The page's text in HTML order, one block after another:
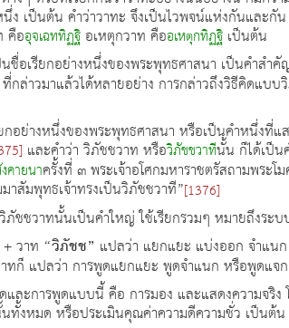
ง เป็นต้น คำว่าวาทะ จึงเป็นไวพจน์แห่งกันแล
คืออุจเฉททิฏฐิอเหตุกวาท คืออเหตุกทิฏฐิ เป็นต้น
ชื่อเรียกอย่างหนึ่งของพระพุทธศาสนา เป็นคำส
ล่าวมาแล้วได้หลายอย่าง การกล่าวถึงวิธีคิดแบ
อย่างหนึ่งของพระพุทธศาสนา หรือเป็นคำหนึ่งที่แ
และคำว่า วิภัชชวาท หรือวิภัชชวาทีนั้น ก็ได้เป็น
คายนาครั้งที่ ๓ พระเจ้าอโศกมหาราชตรัสถามพระ
าสัมพุทธเจ้าทรงเป็นวิภัชชวาที”[1376]
ภัชชวาทนั้นเป็นคำใหญ่ ใช้เรียกรวมๆ หมายถึงระ
วาท “วิภัชช” แปลว่า แยกแยะ แบ่งออก จำแน
ก็ แปลว่า การพูดแยกแยะ พูดจำแนก หรือพูดแจ
ละการพูดแบบนี้ คือ การมอง และแสดงความจริ
งหมด หรือประเมินคุณค่าความดีความชั่ว เป็นต้